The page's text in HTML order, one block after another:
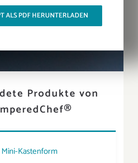
ALS PDF HERUNTERLADEN
Produkte von
Mini-Kastenform